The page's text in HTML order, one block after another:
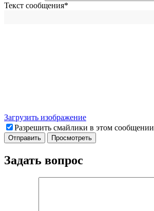
Текст сообщения*
Загрузить изображение
Разрешить смайлики в этом сообщении
Задать вопрос